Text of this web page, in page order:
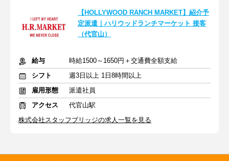
【HOLLYWOOD RANCH MARKET】紹介予
定派遣｜ハリウッドランチマーケット 接客
（代官山）
給与
時給1500～1650円＋交通費全額支給
シフト
週3日以上 1日8時間以上
雇用形態
派遣社員
アクセス
代官山駅
株式会社スタッフブリッジの求人一覧を見る